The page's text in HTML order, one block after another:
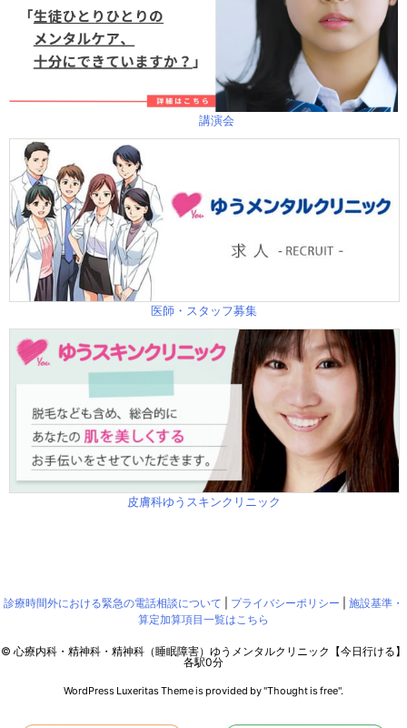
講演会
医師・スタッフ募集
皮膚科ゆうスキンクリニック
診療時間外における緊急の電話相談について プライバシーポリシー
施設基準・
算定加算項目一覧はこちら
© 心療内科・精神科・精神科（睡眠障害）ゆうメンタルクリニック【今日行ける】
各駅0分
WordPress Luxeritas Theme is provided by "Thought is free".